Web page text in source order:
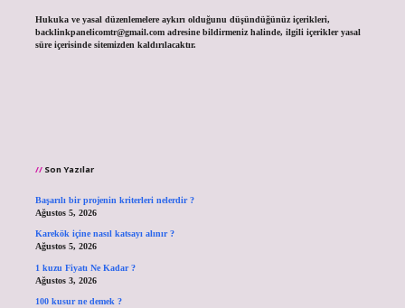
Hukuka ve yasal düzenlemelere aykırı olduğunu düşündüğünüz içerikleri,
backlinkpanelicomtr@gmail.comadresine bildirmeniz halinde, ilgili içerikler yasal
süre içerisinde sitemizden kaldırılacaktır.
Son Yazılar
Başarılı bir projenin kriterleri nelerdir ?
Ağustos 5, 2026
Karekök içine nasıl katsayı alınır ?
Ağustos 5, 2026
1 kuzu Fiyatı Ne Kadar ?
Ağustos 3, 2026
100 kusur ne demek ?